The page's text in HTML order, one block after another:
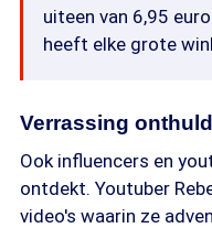
uiteen van 6,95
heeft elke grote
Verrassing onthuld
Ook influencers en
ontdekt. Youtuber
video's waarin ze